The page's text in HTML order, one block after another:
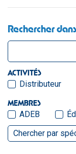
Rechercher
ACTIVITÉS
Distributeur
MEMBRES
ADEB
Chercher par